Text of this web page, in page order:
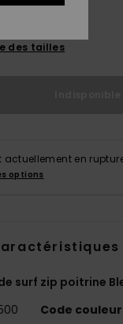
des tailles
actuellement en
options
surf zip poitrine
Code couleur